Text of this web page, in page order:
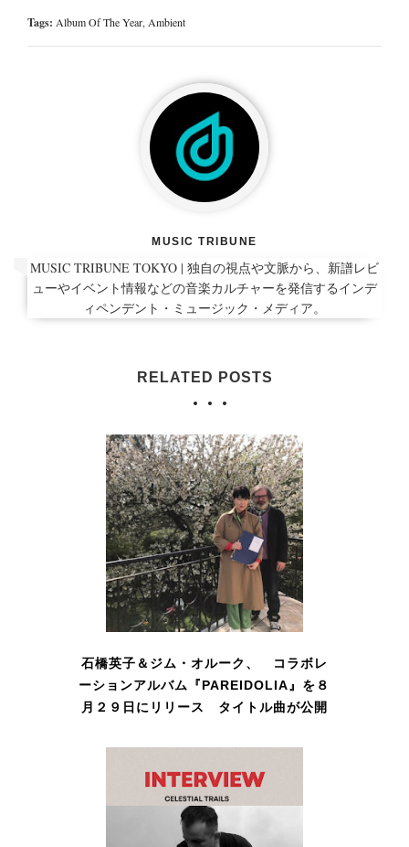
Tags: Album Of The Year,Ambient
MUSIC TRIBUNE
MUSIC TRIBUNE TOKYO | 独自の視点や文脈から、新譜レビ
ューやイベント情報などの音楽カルチャーを発信するインデ
ィペンデント・ミュージック・メディア。
RELATED POSTS
石橋英子＆ジム・オルーク、 コラボレ
ーションアルバム『PAREIDOLIA』を８
月２９日にリリース タイトル曲が公開